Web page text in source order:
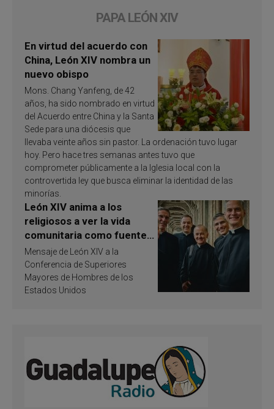
PAPA LEÓN XIV
En virtud del acuerdo con
China, León XIV nombra un
nuevo obispo
Mons. Chang Yanfeng, de 42
años, ha sido nombrado en virtud
del Acuerdo entre China y la Santa
Sede para una diócesis que
llevaba veinte años sin pastor. La ordenación tuvo lugar
hoy. Pero hace tres semanas antes tuvo que
comprometer públicamente a la Iglesia local con la
controvertida ley que busca eliminar la identidad de las
minorías.
León XIV anima a los
religiosos a ver la vida
comunitaria como fuente
de inspiración y
santificación
Mensaje de León XIV a la
Conferencia de Superiores
Mayores de Hombres de los
Estados Unidos